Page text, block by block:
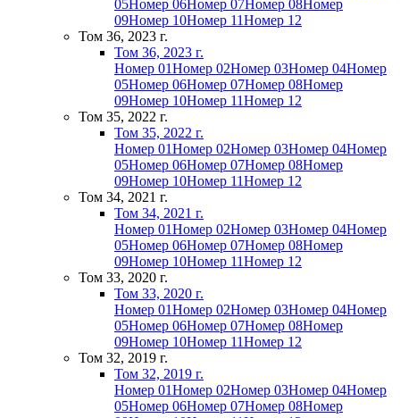
05Номер 06Номер 07Номер 08Номер
09Номер 10Номер 11Номер 12
Том 36, 2023 г.
Том 36, 2023 г.
Номер 01Номер 02Номер 03Номер 04Номер
05Номер 06Номер 07Номер 08Номер
09Номер 10Номер 11Номер 12
Том 35, 2022 г.
Том 35, 2022 г.
Номер 01Номер 02Номер 03Номер 04Номер
05Номер 06Номер 07Номер 08Номер
09Номер 10Номер 11Номер 12
Том 34, 2021 г.
Том 34, 2021 г.
Номер 01Номер 02Номер 03Номер 04Номер
05Номер 06Номер 07Номер 08Номер
09Номер 10Номер 11Номер 12
Том 33, 2020 г.
Том 33, 2020 г.
Номер 01Номер 02Номер 03Номер 04Номер
05Номер 06Номер 07Номер 08Номер
09Номер 10Номер 11Номер 12
Том 32, 2019 г.
Том 32, 2019 г.
Номер 01Номер 02Номер 03Номер 04Номер
05Номер 06Номер 07Номер 08Номер